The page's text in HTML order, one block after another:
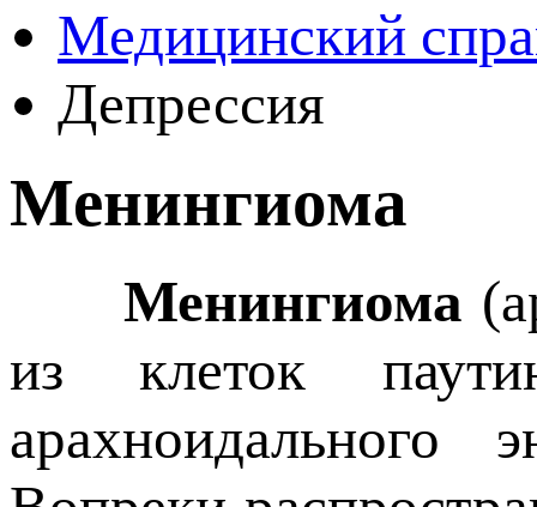
Медицинский
Депрессия
Менингиома
Менингиома
из клеток